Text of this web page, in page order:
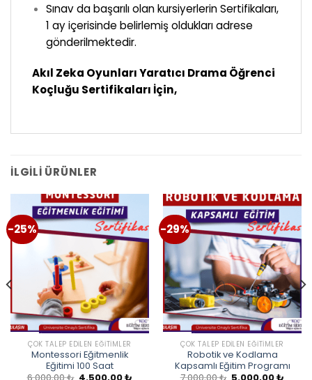
Sınav da başarılı olan kursiyerlerin Sertifikaları,
1 ay içerisinde belirlemiş oldukları adrese
gönderilmektedir.
Akıl Zeka Oyunları Yaratıcı Drama Öğrenci
Koçluğu Sertifikaları İçin,
İLGILI ÜRÜNLER
-25%
ÇOK TALEP EDILEN EĞITIMLER
Montessori Eğitmenlik
Eğitimi 100 Saat
Orijinal
-29%
ÇOK TALEP EDILEN EĞITIMLER
Robotik ve Kodlama
Kapsamlı Eğitim Programı
Orijinal